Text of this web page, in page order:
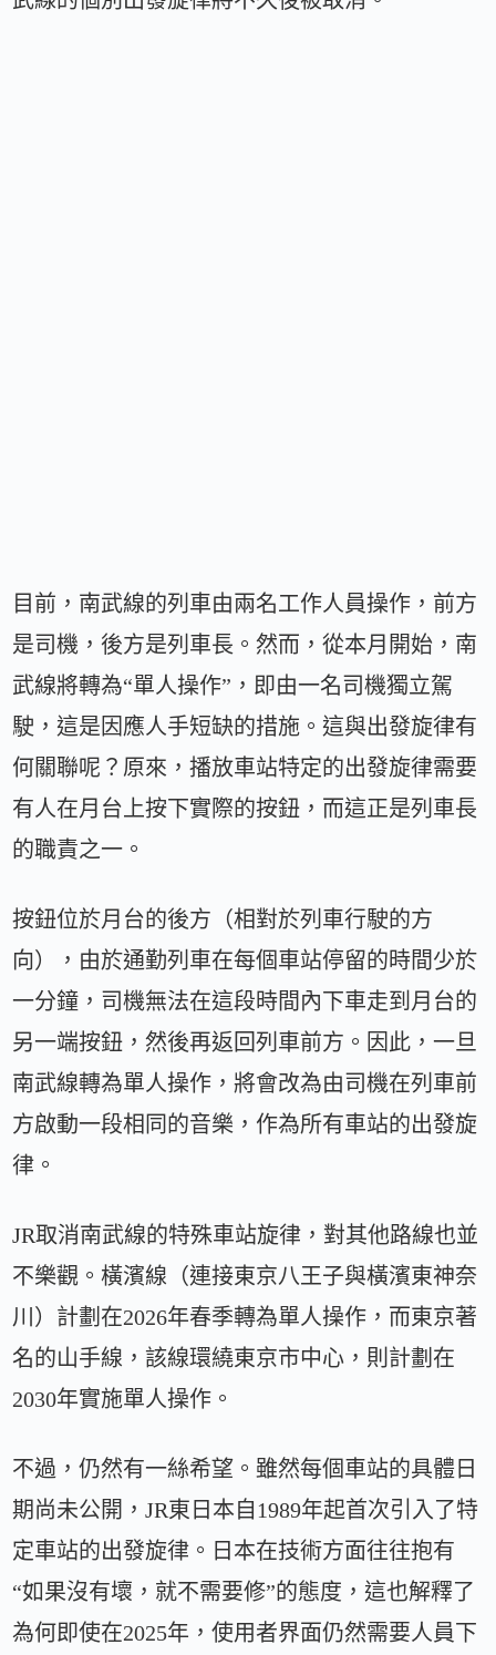
目前，南武線的列車由兩名工作人員操作，前方
是司機，後方是列車長。然而，從本月開始，南
武線將轉為“單人操作”，即由一名司機獨立駕
駛，這是因應人手短缺的措施。這與出發旋律有
何關聯呢？原來，播放車站特定的出發旋律需要
有人在月台上按下實際的按鈕，而這正是列車長
的職責之一。
按鈕位於月台的後方（相對於列車行駛的方
向），由於通勤列車在每個車站停留的時間少於
一分鐘，司機無法在這段時間內下車走到月台的
另一端按鈕，然後再返回列車前方。因此，一旦
南武線轉為單人操作，將會改為由司機在列車前
方啟動一段相同的音樂，作為所有車站的出發旋
律。
JR取消南武線的特殊車站旋律，對其他路線也並
不樂觀。橫濱線（連接東京八王子與橫濱東神奈
川）計劃在2026年春季轉為單人操作，而東京著
名的山手線，該線環繞東京市中心，則計劃在
2030年實施單人操作。
不過，仍然有一絲希望。雖然每個車站的具體日
期尚未公開，JR東日本自1989年起首次引入了特
定車站的出發旋律。日本在技術方面往往抱有
“如果沒有壞，就不需要修”的態度，這也解釋了
為何即使在2025年，使用者界面仍然需要人員下